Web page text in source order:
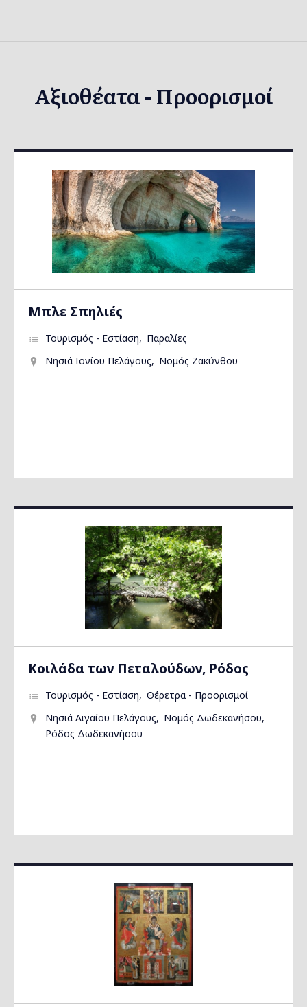
Αξιοθέατα - Προορισμοί
Μπλε Σπηλιές
Τουρισμός - Εστίαση
Παραλίες
Νησιά Ιονίου Πελάγους
Νομός Ζακύνθου
Kοιλάδα των Πεταλούδων, Ρόδος
Τουρισμός - Εστίαση
Θέρετρα - Προορισμοί
Νησιά Αιγαίου Πελάγους
Νομός Δωδεκανήσου
Ρόδος Δωδεκανήσου